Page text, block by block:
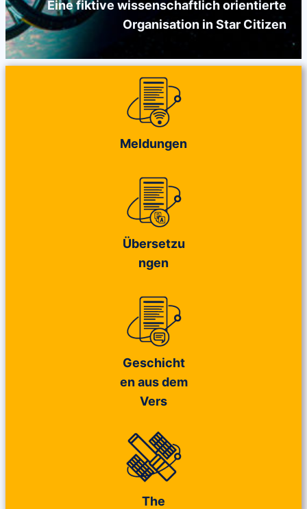
Eine fiktive wissenschaftlich orientierte
Organisation in Star Citizen
Meldungen
Übersetzu
ngen
Geschicht
en aus dem
Vers
The